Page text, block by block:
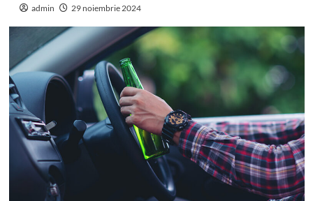
admin 29 noiembrie 2024